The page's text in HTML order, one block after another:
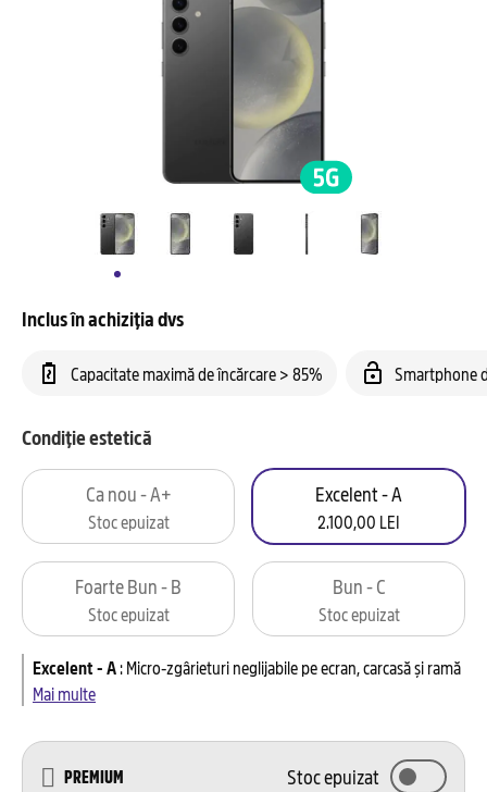
Inclus în achiziția dvs
Capacitate maximă de încărcare > 85% Smartphone
Condiție estetică
Ca nou - A+
Stoc epuizat
Excelent - A
2.100,00 LEI
Foarte Bun - B
Stoc epuizat
Bun - C
Stoc epuizat
Excelent - A:Micro-zgârieturi neglijabile pe ecran, carcasă și ramă
Mai multe
PREMIUM Stoc epuizat